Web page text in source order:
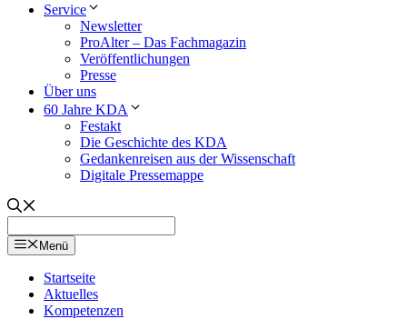
Service
Newsletter
ProAlter – Das Fachmagazin
Veröffentlichungen
Presse
Über uns
60 Jahre KDA
Festakt
Die Geschichte des KDA
Gedankenreisen aus der Wissenschaft
Digitale Pressemappe
Menü
Startseite
Aktuelles
Kompetenzen